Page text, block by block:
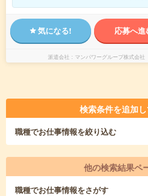
気になる! 応募へ進
派遣会社 マンパワーグループ株式会
検索条件を追加
職種でお仕事情報を絞り込む
他の検索結果ペ
職種でお仕事情報をさがす